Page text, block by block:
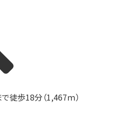
徒歩18分（1,467ｍ）